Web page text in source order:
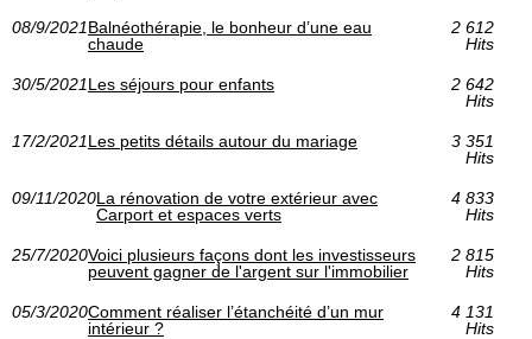
08/9/2021Balnéothérapie, le bonheur d’une eau
chaude
2 612
Hits
30/5/2021Les séjours pour enfants
2 642
Hits
17/2/2021Les petits détails autour du mariage
3 351
Hits
09/11/2020La rénovation de votre extérieur avec
Carport et espaces verts
4 833
Hits
25/7/2020Voici plusieurs façons dont les investisseurs
peuvent gagner de l'argent sur l'immobilier
2 815
Hits
05/3/2020Comment réaliser l’étanchéité d’un mur
intérieur ?
4 131
Hits